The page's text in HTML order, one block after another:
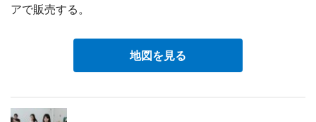
アで販売する。
地図を見る